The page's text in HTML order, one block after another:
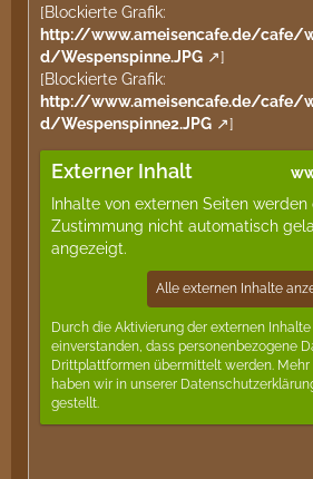
[Blockierte Grafik:
http://www.ameisencafe.de/
d/Wespenspinne.JPG
]
[Blockierte Grafik:
http://www.ameisencafe.de/
d/Wespenspinne2.JPG
]
Externer Inhalt
Inhalte von externen Seiten werden
Zustimmung nicht automatisch
angezeigt.
Alle externen Inhalte
Durch die Aktivierung der externen
einverstanden, dass personenbezogene
Drittplattformen übermittelt werden.
haben wir in unserer
gestellt.